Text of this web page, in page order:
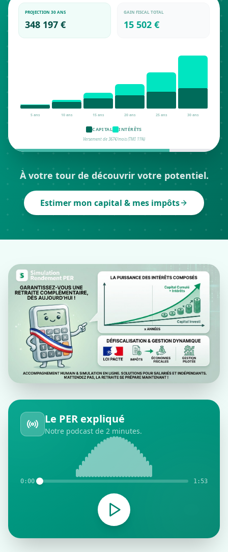
PROJECTION 30 ANS
348 197 €
GAIN FISCAL TOTAL
15 502 €
5 ans 10 ans 15 ans 20 ans 25 ans 30 ans
CAPITAL INTÉRÊTS
Versement de 367€/mois (TMI 11%)
À votre tour de découvrir votre potentiel.
Estimer mon capital & mes impôts
Le PER expliqué
Notre podcast de 2 minutes.
0:00 1:53